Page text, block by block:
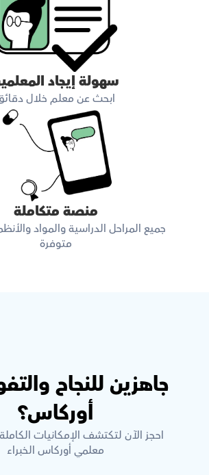
سهولة إيجاد
ابحث عن معلم خلال
منصة متكاملة
متوفرة
أوركاس؟
معلمي أوركاس الخبراء